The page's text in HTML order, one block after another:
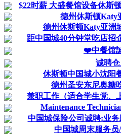
$22时薪 大盛餐馆设备休斯
德州休斯顿Katy
德州休斯顿Katy亚洲
距中国城40分钟堂吃店招
❤️中餐馆
诚聘
休斯顿中国城小沈阳
德州圣安东尼奥糖
兼职工作（适合学生党、
Maintenance
中国城保险公司诚聘:业
中国城周末服务员